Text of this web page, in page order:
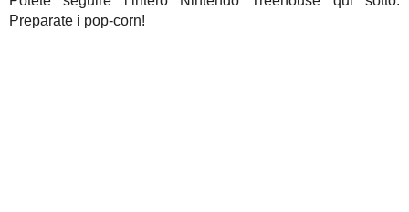
Preparate i pop-corn!